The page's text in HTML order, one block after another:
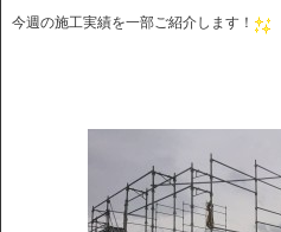
今週の施工実績を一部ご紹介します！